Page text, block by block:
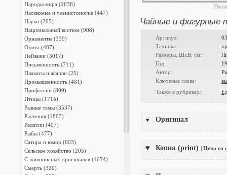
Народы мира (2638)
Насекомые и членистоногие (447)
Науки (205)
Национальный костюм (908)
Орнаменты (339)
Охота (487)
Пейзажи (3017)
Письменность (711)
Плакаты и афиши (25)
Промышленность (481)
Профессии (809)
Птицы (1715)
Разные темы (3537)
Растения (1863)
Религии (407)
Рыбы (477)
Сатира и юмор (603)
Сельское хозяйство (205)
С живописных оригиналов (1674)
Смерть (320)
Чайные и фигурные
Артикул:
Техника:
Размеры, ШxВ, см:
Год:
Автор:
Ключевые слова:
Также в рубриках:
Оригинал
Копия (print) | Цена со